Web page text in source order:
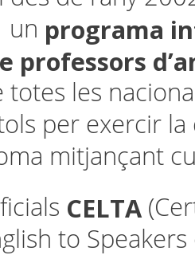
un programa
professors
totes les
per exercir la
mitjançant
CELTA
to